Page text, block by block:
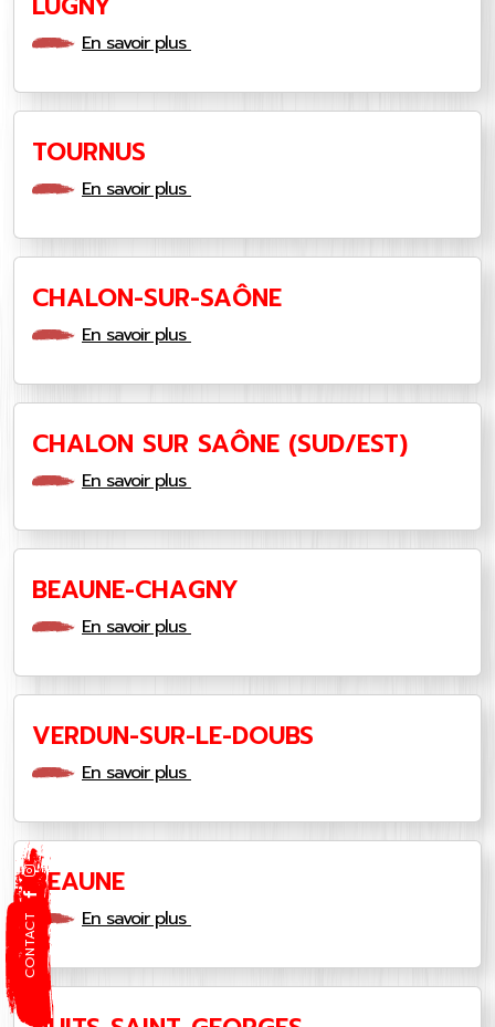
CONTACT
En savoir plus
TOURNUS
En savoir plus
CHALON-SUR-SAÔNE
En savoir plus
CHALON SUR SAÔNE (SUD/EST)
En savoir plus
BEAUNE-CHAGNY
En savoir plus
VERDUN-SUR-LE-DOUBS
En savoir plus
BEAUNE
En savoir plus